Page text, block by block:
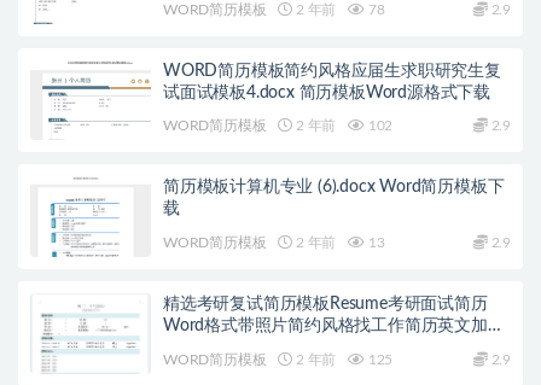
WORD简历模板 2 年前 78 2.9
WORD简历模板简约风格应届生求职研究生复
试面试模板4.docx 简历模板Word源格式下载
WORD简历模板 2 年前 102 2.9
简历模板计算机专业 (6).docx Word简历模板下
载
WORD简历模板 2 年前 13 2.9
精选考研复试简历模板Resume考研面试简历
Word格式带照片简约风格找工作简历英文加中
WORD简历模板 2 年前 125 2.9